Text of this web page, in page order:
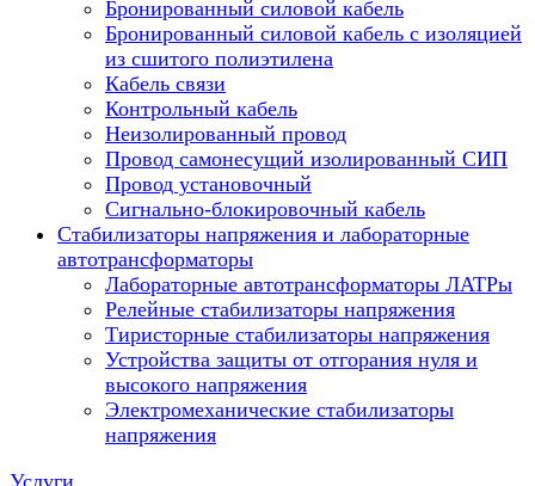
Бронированный силовой кабель
Бронированный силовой кабель с изоляцией
из сшитого полиэтилена
Кабель связи
Контрольный кабель
Неизолированный провод
Провод самонесущий изолированный СИП
Провод установочный
Сигнально-блокировочный кабель
Стабилизаторы напряжения и лабораторные
автотрансформаторы
Лабораторные автотрансформаторы ЛАТРы
Релейные стабилизаторы напряжения
Тиристорные стабилизаторы напряжения
Устройства защиты от отгорания нуля и
высокого напряжения
Электромеханические стабилизаторы
напряжения
Услуги